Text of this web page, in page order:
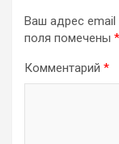
Ваш адрес email
поля помечены *
Комментарий *